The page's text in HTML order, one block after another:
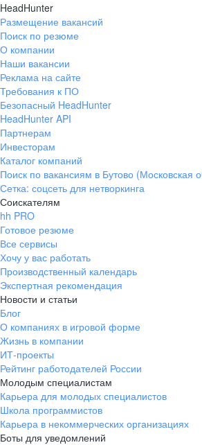
HeadHunter
Размещение вакансий
Поиск по резюме
О компании
Наши вакансии
Реклама на сайте
Требования к ПО
Безопасный HeadHunter
HeadHunter API
Партнерам
Инвесторам
Каталог компаний
Поиск по вакансиям в Бутово (Московская
Сетка: соцсеть для нетворкинга
Соискателям
hh PRO
Готовое резюме
Все сервисы
Хочу у вас работать
Производственный календарь
Экспертная рекомендация
Новости и статьи
Блог
О компаниях в игровой форме
Жизнь в компании
ИТ-проекты
Рейтинг работодателей России
Молодым специалистам
Карьера для молодых специалистов
Школа программистов
Карьера в некоммерческих организациях
Боты для уведомлений